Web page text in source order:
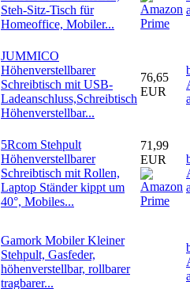
Steh-Sitz-Tisch für
Homeoffice, Mobiler...
JUMMICO
Höhenverstellbarer
Schreibtisch mit USB-
Ladeanschluss,Schreibtisch
Höhenverstellbar...
76,65
EUR
5Rcom Stehpult
Höhenverstellbarer
Schreibtisch mit Rollen,
Laptop Ständer kippt um
40°, Mobiles...
71,99
EUR
Gamork Mobiler Kleiner
Stehpult, Gasfeder,
höhenverstellbar, rollbarer
tragbarer...